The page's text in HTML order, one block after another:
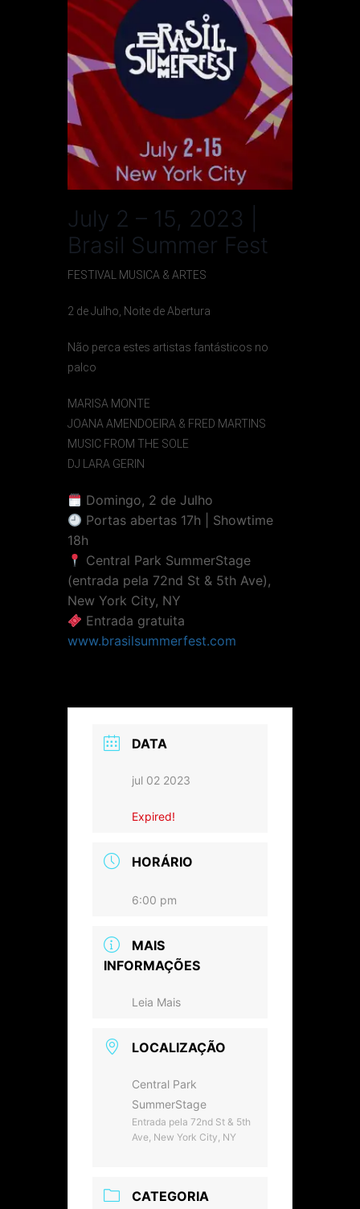
July 2 – 15, 2023 |
Brasil Summer Fest
FESTIVAL MUSICA & ARTES
2 de Julho, Noite de Abertura
Não perca estes artistas fantásticos no
palco
MARISA MONTE
JOANA AMENDOEIRA & FRED MARTINS
MUSIC FROM THE SOLE
DJ LARA GERIN
Domingo, 2 de Julho
Portas abertas 17h | Showtime
18h
Central Park SummerStage
(entrada pela 72nd St & 5th Ave),
New York City, NY
Entrada gratuita
www.brasilsummerfest.com
DATA
jul 02 2023
Expired!
HORÁRIO
6:00 pm
MAIS
INFORMAÇÕES
Leia Mais
LOCALIZAÇÃO
Central Park
SummerStage
Entrada pela 72nd St & 5th
Ave, New York City, NY
CATEGORIA